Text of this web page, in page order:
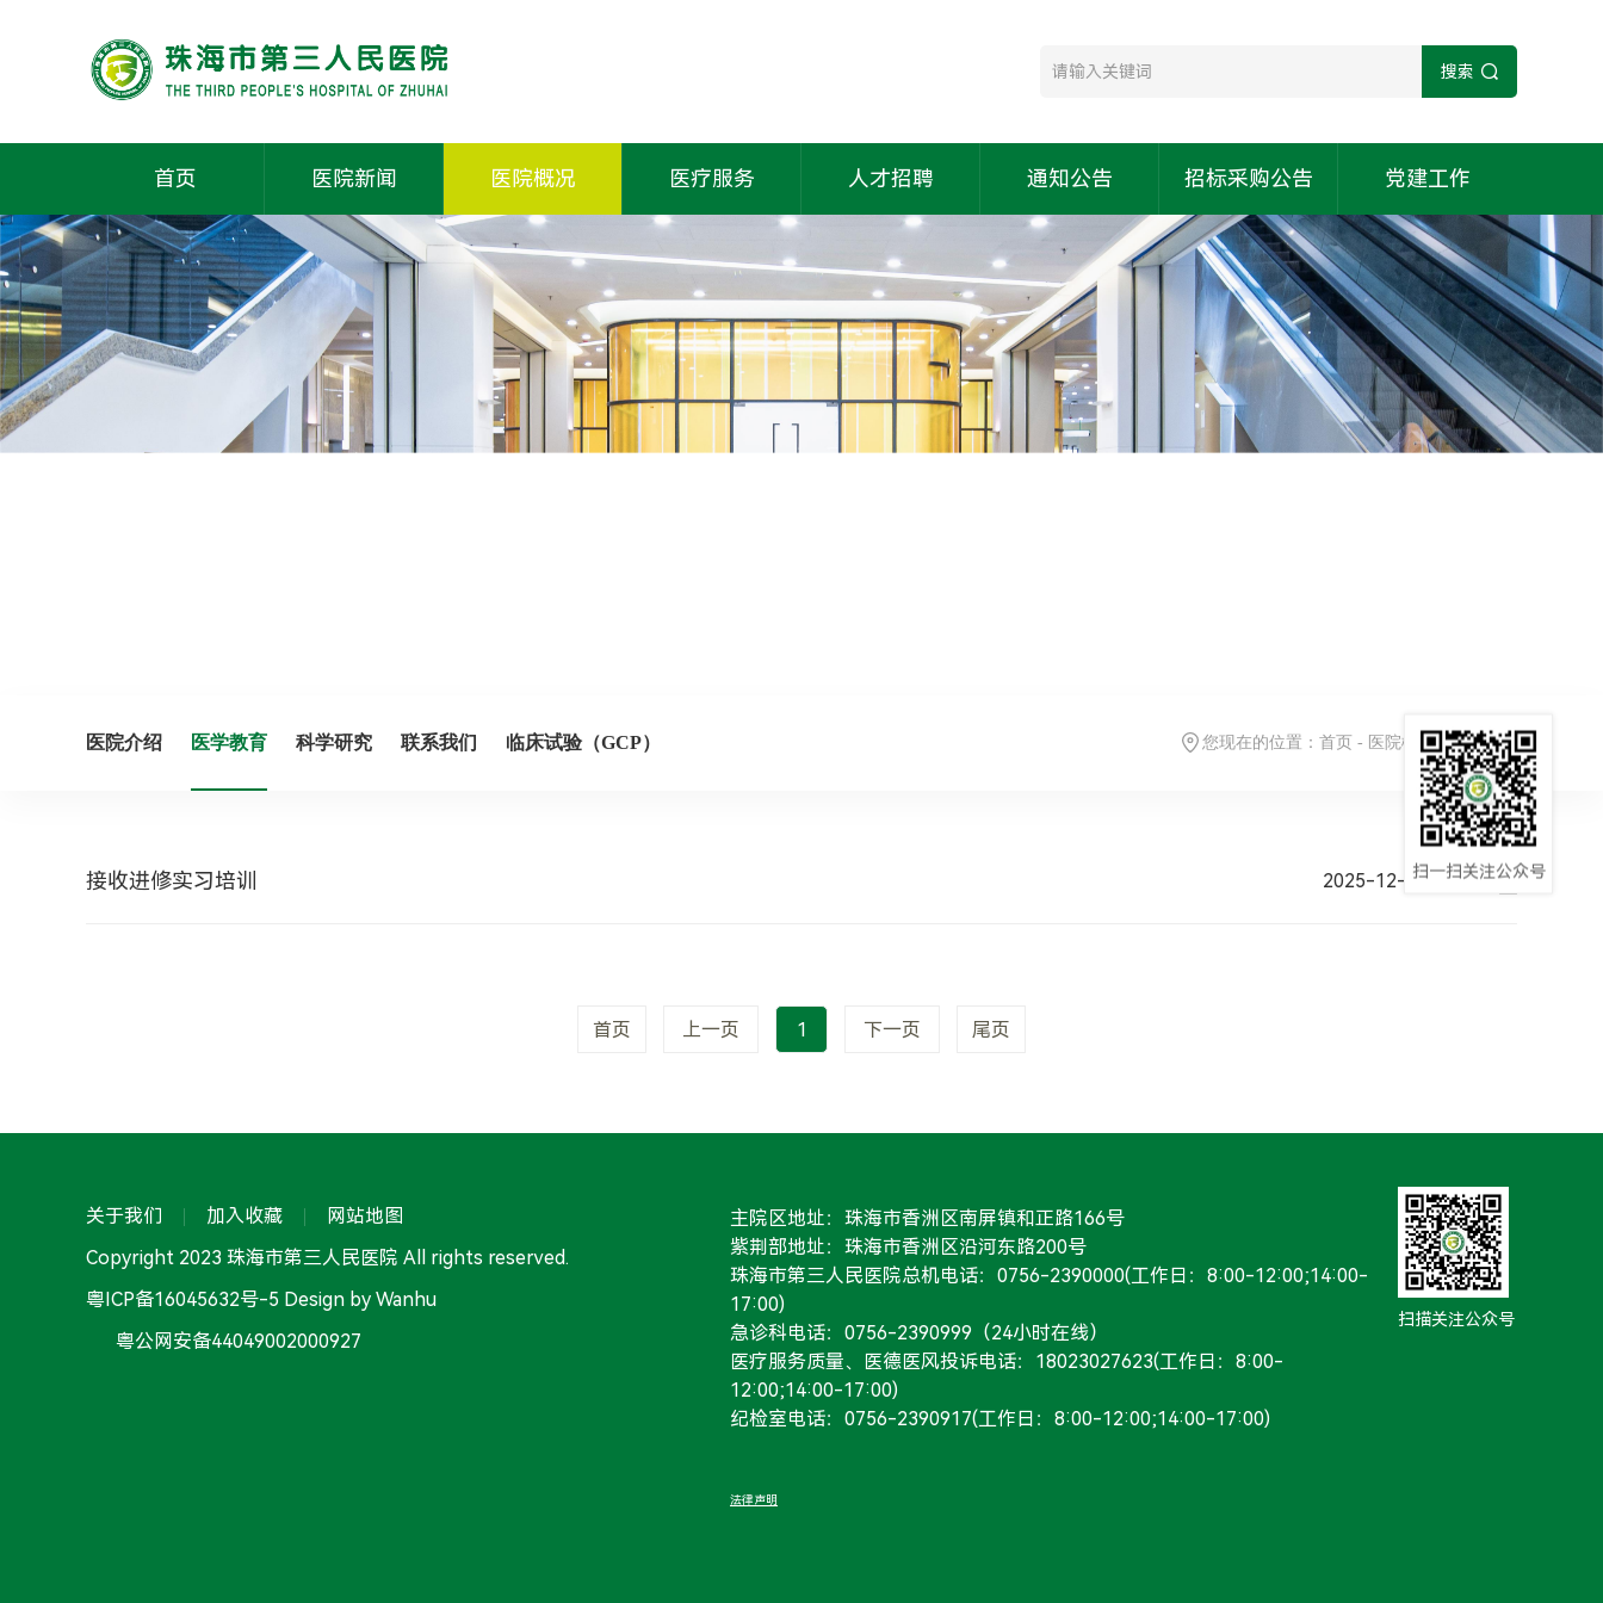
搜索
首页 医院新闻 医院概况 医疗服务 人才招聘 通知公告 招标采购公告 党建工作
医院介绍 医学教育 科学研究 联系我们 临床试验（GCP） 您现在的位置： 首页 - 医院概况-医学教育
接收进修实习培训 2025-12-01
首页 上一页 1 下一页 尾页
关于我们 加入收藏
网站地图
Copyright 2023 珠海市第三人民医院 All rights reserved.
粤ICP备16045632号-5 Design by Wanhu
粤公网安备44049002000927
主院区地址：珠海市香洲区南屏镇和正路166号
紫荆部地址：珠海市香洲区沿河东路200号
珠海市第三人民医院总机电话：0756-2390000(工作日：8:00-12:00;14:00-
17:00)
急诊科电话：0756-2390999（24小时在线）
医疗服务质量、医德医风投诉电话：18023027623(工作日：8:00-
12:00;14:00-17:00)
纪检室电话：0756-2390917(工作日：8:00-12:00;14:00-17:00)
法律声明
扫描关注公众号
扫一扫关注公众号